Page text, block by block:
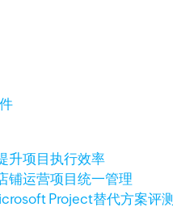
升项目执行效率
铺运营项目统一管理
Project替代方案评测